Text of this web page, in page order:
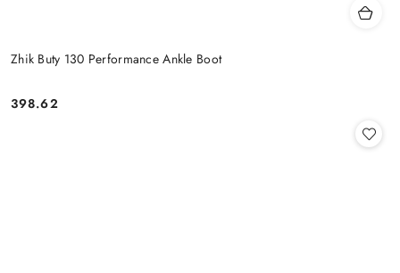
Zhik Buty 130 Performance Ankle Boot
Cena:
398.62